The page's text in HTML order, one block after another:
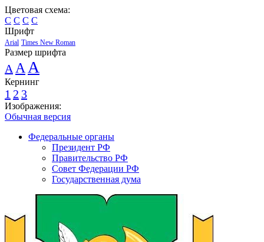
Цветовая схема:
C C C C
Шрифт
Arial Times New Roman
Размер шрифта
A A A
Кернинг
1 2 3
Изображения:
Обычная версия
Федеральные органы
Президент РФ
Правительство РФ
Совет Федерации РФ
Государственная дума